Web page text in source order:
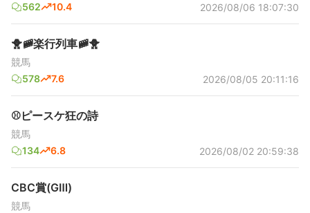
562
10.4 2026/08/06 18:07:30
🐥🚞楽行列車🚞🐥
競馬
578
7.6 2026/08/05 20:11:16
⚾ピースケ狂の詩
競馬
134
6.8 2026/08/02 20:59:38
CBC賞(GⅢ)
競馬